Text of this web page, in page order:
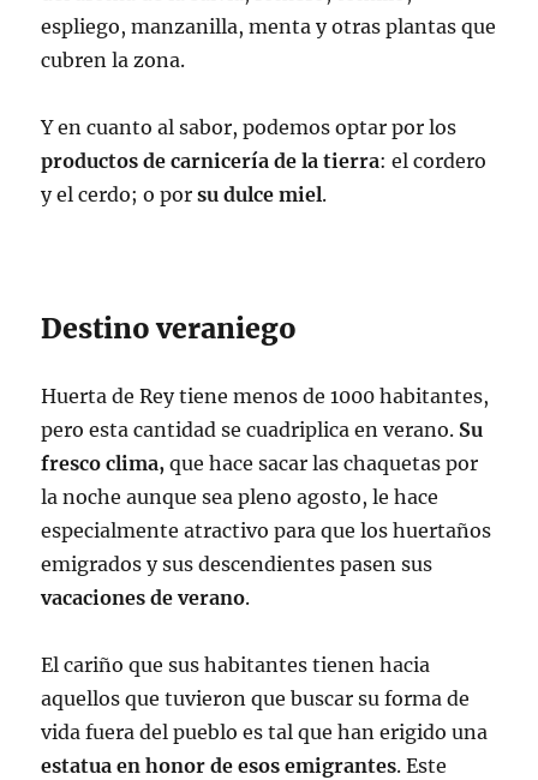
espliego, manzanilla, menta y otras plantas que
cubren la zona.
Y en cuanto al sabor, podemos optar por los
productos de carnicería de la tierra: el cordero
y el cerdo; o porsu dulce miel.
Destino veraniego
Huerta de Rey tiene menos de 1000 habitantes,
pero esta cantidad se cuadriplica en verano. Su
fresco clima, que hace sacar las chaquetas por
la noche aunque sea pleno agosto, le hace
especialmente atractivo para que los huertaños
emigrados y sus descendientes pasen sus
vacaciones de verano.
El cariño que sus habitantes tienen hacia
aquellos que tuvieron que buscar su forma de
vida fuera del pueblo es tal que han erigido una
estatua en honor de esos emigrantes. Este